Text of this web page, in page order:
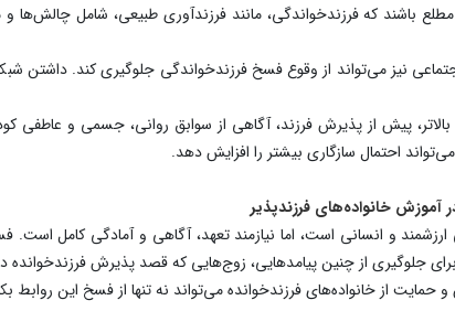
باشند که فرزندخواندگی، مانند فرزندآوری طبیعی، شامل
نیز می‌تواند از وقوع فسخ فرزندخواندگی جلوگیری کند. داشتن
پیش از پذیرش فرزند، آگاهی از سوابق روانی، جسمی و عاطفی
احتمال سازگاری بیشتر را افزایش دهد.
آموزش خانواده‌های فرزندپذیر
و انسانی است، اما نیازمند تعهد، آگاهی و آمادگی کامل
جلوگیری از چنین پیامدهایی، زوج‌هایی که قصد پذیرش فرزندخوانده
حمایت از خانواده‌های فرزندخوانده می‌تواند نه تنها از فسخ این روابط